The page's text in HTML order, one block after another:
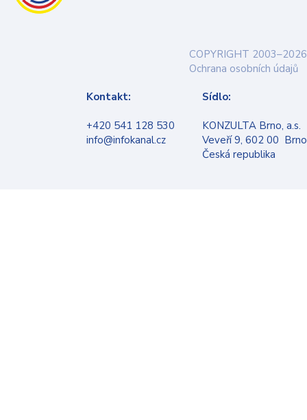
COPYRIGHT 2003–2026
Ochrana osobních údajů
Sídlo:
KONZULTA Brno, a.s.
Veveří 9, 602 00 Brno
Česká republika
Kontakt:
+420 541 128 530
info@infokanal.cz